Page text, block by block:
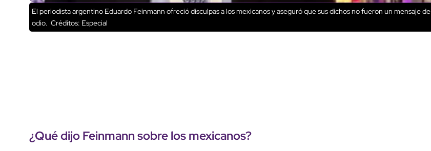
El periodista argentino Eduardo Feinmann ofreció disculpas a los mexicanos y aseguró que sus dichos no fueron un mensaje de
odio. Créditos: Especial
¿Qué dijoFeinmannsobre los mexicanos?